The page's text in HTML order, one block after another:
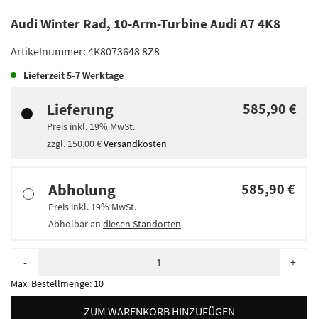
Audi Winter Rad, 10-Arm-Turbine Audi A7 4K8
Artikelnummer: 4K8073648 8Z8
Lieferzeit5-7 Werktage
Lieferung
Preis inkl. 19% MwSt.
zzgl. 150,00 €Versandkosten
585,90 €
Abholung
Preis inkl. 19% MwSt.
Abholbar an diesen Standorten
585,90 €
- +
Max. Bestellmenge: 10
ZUM WARENKORB HINZUFÜGEN